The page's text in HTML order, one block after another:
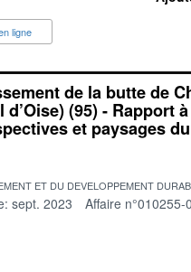
ligne
de la butte de
(95) - Rapport
et paysages
ET DU DEVELOPPEMENT
sept. 2023 Affaire n°010255-